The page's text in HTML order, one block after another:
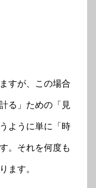
すが、この場合
る」ための「見
ように単に「時
。それを何度も
ます。